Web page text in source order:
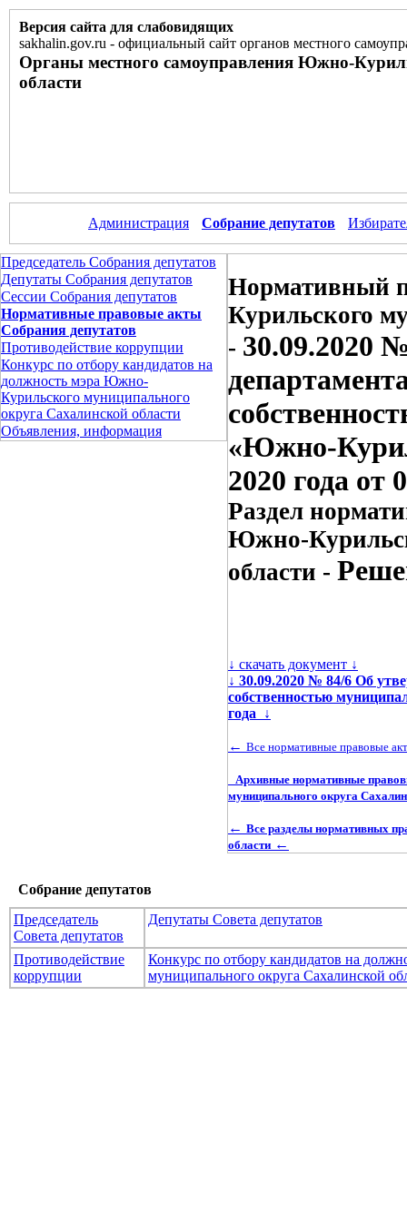
Версия сайта для слабовидящих
sakhalin.gov.ru - официальный сайт органов местного
Органы местного самоуправления Южно-
области
Администрация Собрание депутатов
Председатель Собрания депутатов
Депутаты Собрания депутатов
Сессии Собрания депутатов
Нормативные правовые акты
Собрания депутатов
Противодействие коррупции
Конкурс по отбору кандидатов на
должность мэра Южно-
Курильского муниципального
округа Сахалинской области
Объявления, информация
Нормативный
Курильского
- 30.09.2020
«Южно-
2020 года от
Раздел
Южно-
области -
↓ скачать документ ↓
↓ 30.09.2020 № 84/6 Об
собственностью
года ↓
← Все нормативные правовые
Архивные нормативные
муниципального округа
← Все разделы нормативных
области ←
Собрание депутатов
Председатель
Совета депутатов
Депутаты Совета депутатов
Противодействие
коррупции
Конкурс по отбору кандидатов на
муниципального округа Сахалинской